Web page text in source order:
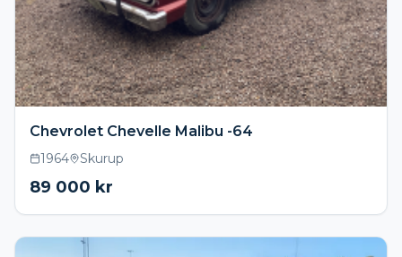
Chevrolet Chevelle Malibu -64
1964 Skurup
89 000 kr